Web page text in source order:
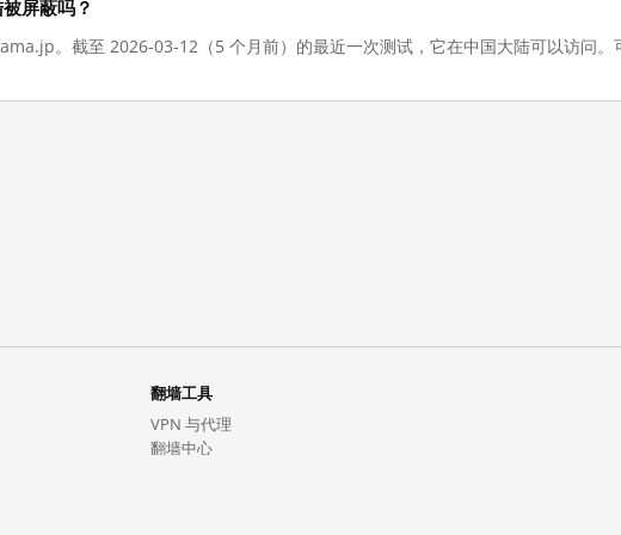
屏蔽吗？
。截至 2026-03-12（5 个月前）的最近一次测试，它在中国大陆可以访问。
翻墙工具
VPN 与代理
翻墙中心